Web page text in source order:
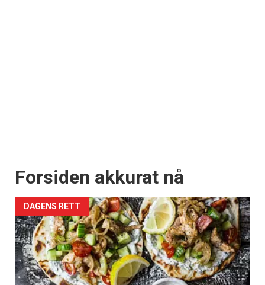
Forsiden akkurat nå
DAGENS RETT